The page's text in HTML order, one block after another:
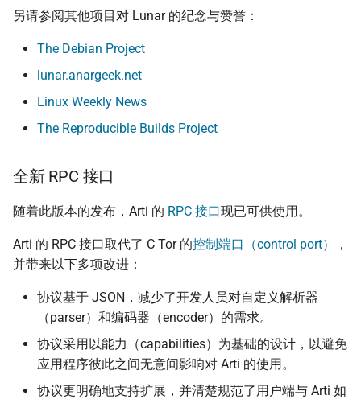
另请参阅其他项目对 Lunar 的纪念与赞誉：
The Debian Project
lunar.anargeek.net
Linux Weekly News
The Reproducible Builds Project
全新 RPC 接口
随着此版本的发布，Arti 的 RPC 接口现已可供使用。
Arti 的 RPC 接口取代了 C Tor 的控制端口（control port）
，
并带来以下多项改进：
协议基于 JSON，减少了开发人员对自定义解析器
（parser）和编码器（encoder）的需求。
协议采用以能力（capabilities）为基础的设计，以避免
应用程序彼此之间无意间影响对 Arti 的使用。
协议更明确地支持扩展，并清楚规范了用户端与 Arti 如